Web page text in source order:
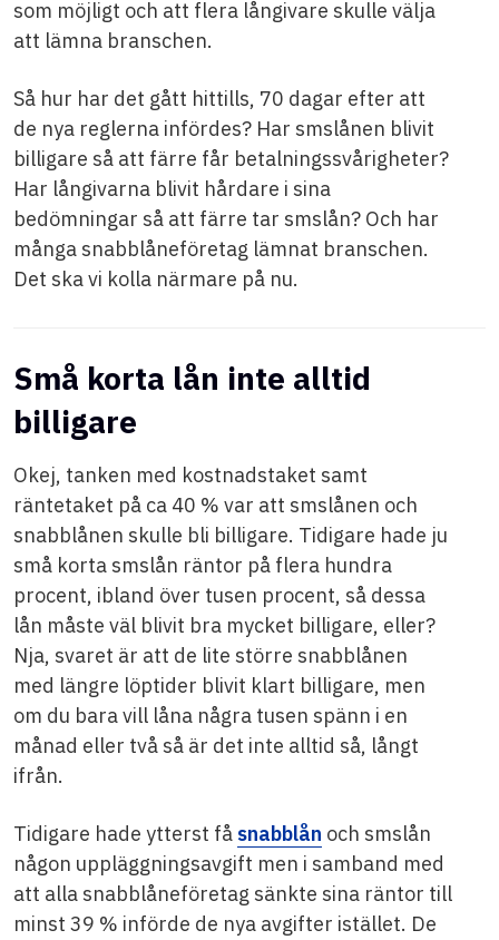
som möjligt och att flera långivare skulle välja
att lämna branschen.
Så hur har det gått hittills, 70 dagar efter att
de nya reglerna infördes? Har smslånen blivit
billigare så att färre får betalningssvårigheter?
Har långivarna blivit hårdare i sina
bedömningar så att färre tar smslån? Och har
många snabblåneföretag lämnat branschen.
Det ska vi kolla närmare på nu.
Små korta lån inte alltid
billigare
Okej, tanken med kostnadstaket samt
räntetaket på ca 40 % var att smslånen och
snabblånen skulle bli billigare. Tidigare hade ju
små korta smslån räntor på flera hundra
procent, ibland över tusen procent, så dessa
lån måste väl blivit bra mycket billigare, eller?
Nja, svaret är att de lite större snabblånen
med längre löptider blivit klart billigare, men
om du bara vill låna några tusen spänn i en
månad eller två så är det inte alltid så, långt
ifrån.
Tidigare hade ytterst fåsnabblån och smslån
någon uppläggningsavgift men i samband med
att alla snabblåneföretag sänkte sina räntor till
minst 39 % införde de nya avgifter istället. De